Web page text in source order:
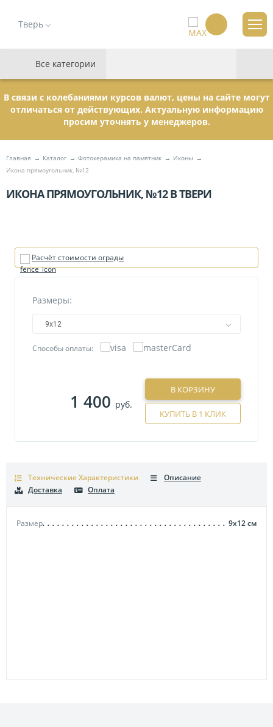
Тверь
Все категории
В связи с колебаниями курсов валют, цены на сайте могут
отличаться от действующих. Актуальную информацию
просим уточнять у менеджеров.
Главная Каталог Фотокерамика на памятник
Иконы
Икона прямоугольник, №12
ИКОНА ПРЯМОУГОЛЬНИК, №12 В ТВЕРИ
Расчёт стоимости ограды
Размеры:
9х12
Способы оплаты:
1 400 руб.
В КОРЗИНУ
КУПИТЬ В 1 КЛИК
Технические Характеристики
Размер 9х12см
Описание
Доставка
Оплата